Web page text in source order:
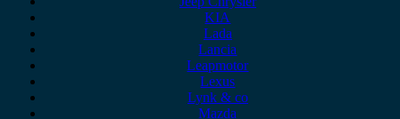
KIA
Lada
Lancia
Leapmotor
Lexus
Lynk & co
Mazda